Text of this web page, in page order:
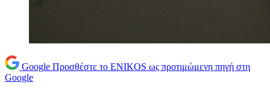
Google Προσθέστε το ENIKOS ως προτιμώμενη πηγή στη
Google